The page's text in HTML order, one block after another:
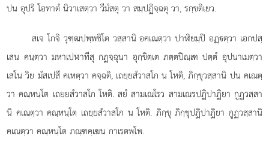
ปน อุปริ โอทาตํ นิวาเสตฺวา วีมํสตุ วา สมฺปฏิจฺฉตุ วา, รกฺขติเยว.
สเจ โกจิ วุฑฺฒปพฺพชิโต วสฺสานิ อคเณตฺวา ปาฬิยมฺปิ อฏฺตฺวา เอกปสฺ
เสน คนฺตฺวา มหาเปฬาทีสุ กฏจฺฉุนา อุกฺขิตฺเต ภตฺตปิณฺเฑ ปตฺตํ อุปนาเมตฺวา
เสโน วิย มํสเปสึ คเหตฺวา คจฺฉติ, เถยฺยสํวาสโก น โหติ, ภิกฺขุวสฺสานิ ปน คเณตฺ
วา คณฺหนฺโต เถยฺยสํวาสโก โหติ. สยํ สามเณโรว สามเณรปฏิปาฏิยา กูฏวสฺสา
นิ คเณตฺวา คณฺหนฺโต เถยฺยสํวาสโก น โหติ. ภิกฺขุ ภิกฺขุปฏิปาฏิยา กูฏวสฺสานิ
คเณตฺวา คณฺหนฺโต ภณฺฑคฺเฆน กาเรตพฺโพ.